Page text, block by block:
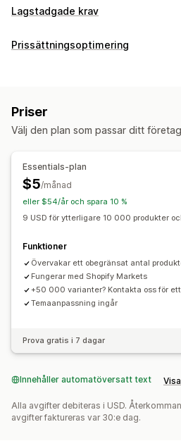
Lagstadgade krav
Överensstämmelse
Popup-fönster
Prissättningsoptimering
Priser
Välj den plan som passar ditt
Essentials-plan
$5/månad
eller $54/år och spara 10 %
9 USD för ytterligare 10 000 produkter
Funktioner
Övervakar ett obegränsat antal
Fungerar med Shopify Markets
+50 000 varianter? Kontakta oss för
Temaanpassning ingår
Prova gratis i 7 dagar
Innehåller automatöversatt text
Alla avgifter debiteras i USD.
avgifter faktureras var 30:e dag.